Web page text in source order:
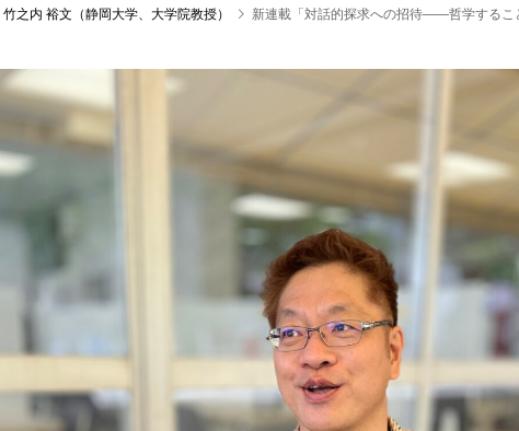
内 裕文（静岡大学、大学院教授） 新連載「対話的探求への招待――哲学するこ